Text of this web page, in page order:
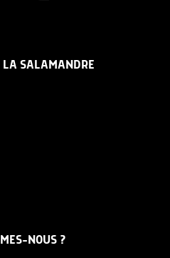
SALAMANDRE
NOUS ?